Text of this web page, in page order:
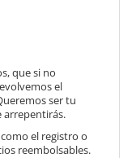
que si no
el
ser tu
arrepentirás.
el registro o
reembolsables.